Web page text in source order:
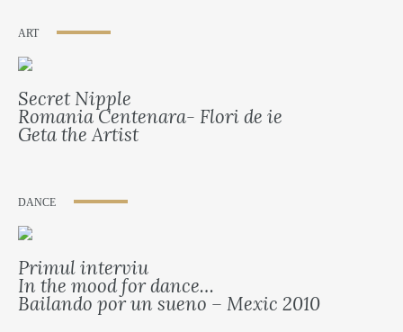
ART
Secret Nipple
Romania Centenara- Flori de ie
Geta the Artist
DANCE
Primul interviu
In the mood for dance…
Bailando por un sueno – Mexic 2010